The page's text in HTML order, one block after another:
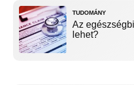
TUDOMÁNY
Az
lehet?